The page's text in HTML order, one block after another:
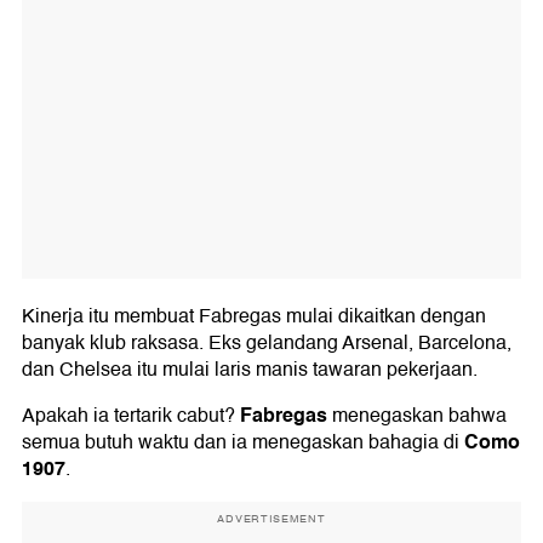
Kinerja itu membuat Fabregas mulai dikaitkan dengan
banyak klub raksasa. Eks gelandang Arsenal, Barcelona,
dan Chelsea itu mulai laris manis tawaran pekerjaan.
Apakah ia tertarik cabut?Fabregasmenegaskan bahwa
semua butuh waktu dan ia menegaskan bahagia diComo
1907.
ADVERTISEMENT